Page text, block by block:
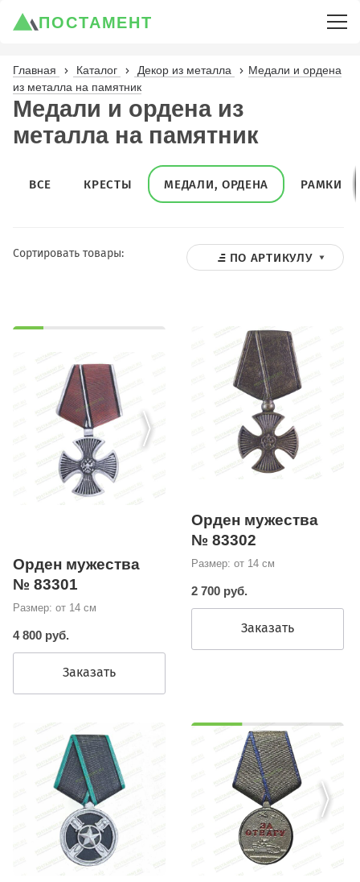
ПОСТАМЕНТ
Главная Каталог Декор из металла
Медали и ордена
из металла на памятник
Медали и ордена из
металла на памятник
ВСЕ КРЕСТЫ МЕДАЛИ, ОРДЕНА РАМКИ
Сортировать товары: ПО АРТИКУЛУ
Орден мужества
№ 83301
Размер: от 14 см
4 800 руб.
Заказать
Орден мужества
№ 83302
Размер: от 14 см
2 700 руб.
Заказать